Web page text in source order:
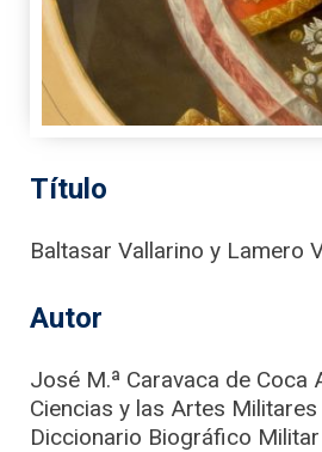
Título
Baltasar Vallarino y Lamero
Autor
José M.ª Caravaca de Coca
Ciencias y las Artes
Diccionario Biográfico Militar